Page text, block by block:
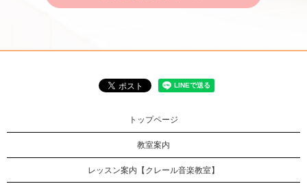
トップページ
教室案内
レッスン案内【クレール音楽教室】